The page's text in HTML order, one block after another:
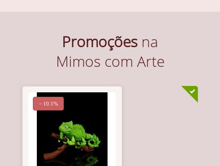
Promoções na
Mimos com Arte
− 10.1%